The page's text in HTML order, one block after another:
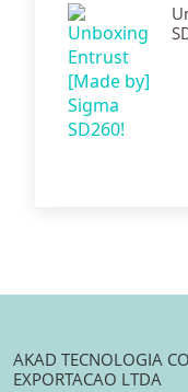
AKAD TECNOLOGIA
EXPORTACAO LTDA